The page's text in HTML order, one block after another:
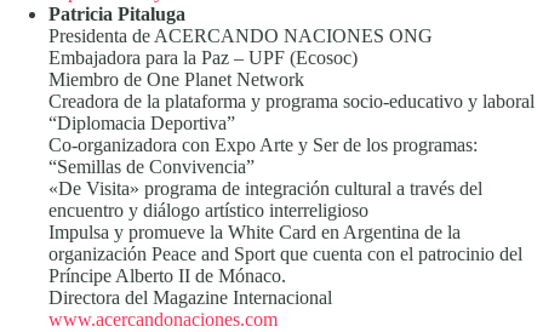
Patricia Pitaluga
Presidenta de ACERCANDO NACIONES ONG
Embajadora para la Paz – UPF (Ecosoc)
Miembro de One Planet Network
Creadora de la plataforma y programa socio-educativo y laboral
“Diplomacia Deportiva”
Co-organizadora con Expo Arte y Ser de los programas:
“Semillas de Convivencia”
«De Visita» programa de integración cultural a través del
encuentro y diálogo artístico interreligioso
Impulsa y promueve la White Card en Argentina de la
organización Peace and Sport que cuenta con el patrocinio del
Príncipe Alberto II de Mónaco.
Directora del Magazine Internacional
www.acercandonaciones.com